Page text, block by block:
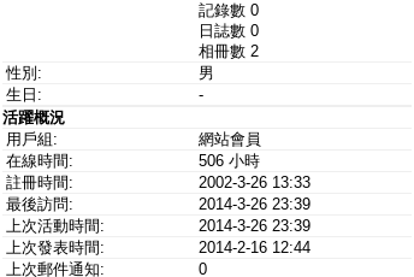
記錄數 0
日誌數 0
相冊數 2
性別:
男
生日:
-
活躍概況
用戶組:
網站會員
在線時間:
506 小時
註冊時間:
2002-3-26 13:33
最後訪問:
2014-3-26 23:39
上次活動時間:
2014-3-26 23:39
上次發表時間:
2014-2-16 12:44
上次郵件通知:
0